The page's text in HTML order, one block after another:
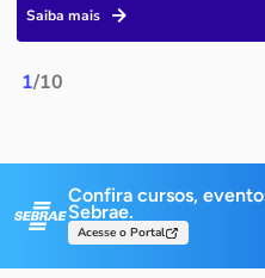
1/10
Saiba mais
Confira cursos,
Sebrae.
Acesse o Portal